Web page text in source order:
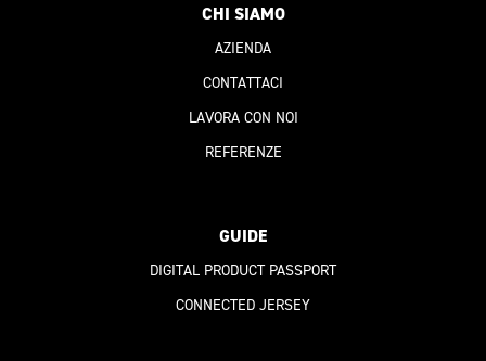
CHI SIAMO
AZIENDA
CONTATTACI
LAVORA CON NOI
REFERENZE
GUIDE
DIGITAL PRODUCT PASSPORT
CONNECTED JERSEY